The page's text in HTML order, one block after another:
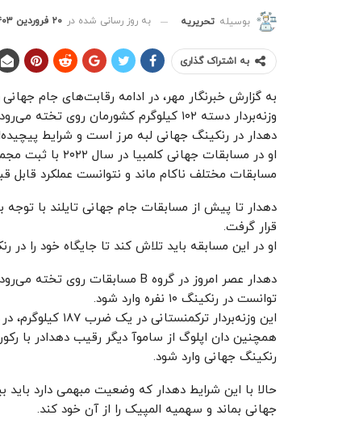
بوسیله تحریریه به روز رسانی شده در ۲۰ فروردین ۱۴۰۳
به اشتراک گذاری
وزنه‌بردار دسته ۱۰۲ کیلوگرم کشورمان روی تخته می‌رود.
دهدار در رنکینگ جهانی لبه مرز است و شرایط
مسابقات مختلف ناکام ماند و نتوانست عملکرد قابل
دهدار تا پیش از مسابقات جام جهانی تایلند با
قرار گرفت.
او در این مسابقه باید تلاش کند تا جایگاه خود را
توانست در رنکینگ ۱۰ نفره وارد شود.
این وزنه‌بردار ترکمنستانی در یک ضرب ۱۸۷ کیلوگرم، در دو ضرب ۲۰۵ کیلوگرم را به ثبت رساند.
رنکینگ جهانی وارد شود.
جهانی بماند و سهمیه المپیک را از آن خود کند.